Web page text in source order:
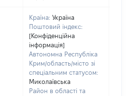
Країна: Україна
Поштовий індекс:
[Конфіденційна
інформація]
Автономна Республіка
Крим/область/місто зі
спеціальним статусом:
Миколаївська
Район в області та